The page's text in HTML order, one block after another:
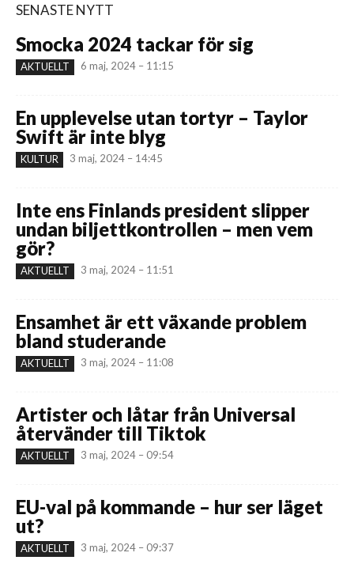
SENASTE NYTT
Smocka 2024 tackar för sig
AKTUELLT 6 maj, 2024 – 11:15
En upplevelse utan tortyr – Taylor
Swift är inte blyg
KULTUR 3 maj, 2024 – 14:45
Inte ens Finlands president slipper
undan biljettkontrollen – men vem
gör?
AKTUELLT 3 maj, 2024 – 11:51
Ensamhet är ett växande problem
bland studerande
AKTUELLT 3 maj, 2024 – 11:08
Artister och låtar från Universal
återvänder till Tiktok
AKTUELLT 3 maj, 2024 – 09:54
EU-val på kommande – hur ser läget
ut?
AKTUELLT 3 maj, 2024 – 09:37